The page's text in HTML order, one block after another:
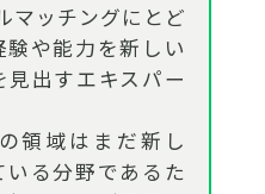
マッチングにとど
験や能力を新しい
出すエキスパー
領域はまだ新し
いる分野であるた